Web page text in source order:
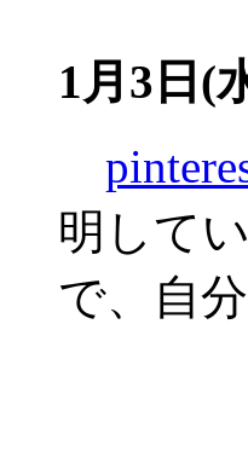
1月3日(
明して
で、自